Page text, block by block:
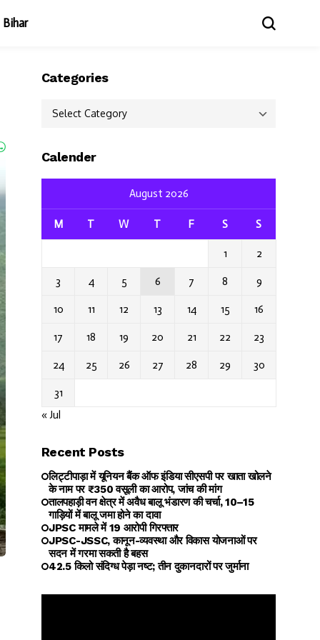
Bihar
Categories
Categories
Calender
August 2026
M T W T F S S
1 2
3 4 5 6 7 8 9
10 11 12 13 14 15 16
17 18 19 20 21 22 23
24 25 26 27 28 29 30
31
« Jul
Recent Posts
लिट्टीपाड़ा में यूनियन बैंक ऑफ इंडिया सीएसपी पर खाता खोलने
के नाम पर ₹350 वसूली का आरोप, जांच की मांग
तालपहाड़ी वन क्षेत्र में अवैध बालू भंडारण की चर्चा, 10–15
गाड़ियों में बालू जमा होने का दावा
JPSC मामले में 19 आरोपी गिरफ्तार
JPSC-JSSC, कानून-व्यवस्था और विकास योजनाओं पर
सदन में गरमा सकती है बहस
42.5 किलो संदिग्ध पेड़ा नष्ट; तीन दुकानदारों पर जुर्माना